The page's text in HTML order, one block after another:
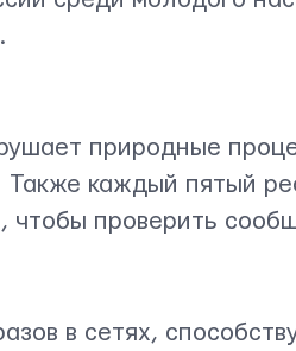
природные
Также каждый пятый
чтобы проверить
в сетях,